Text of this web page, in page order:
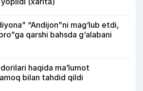
“Andijon”ni mag‘lub etdi,
qarshi bahsda g‘alabani
haqida ma’lumot
bilan tahdid qildi